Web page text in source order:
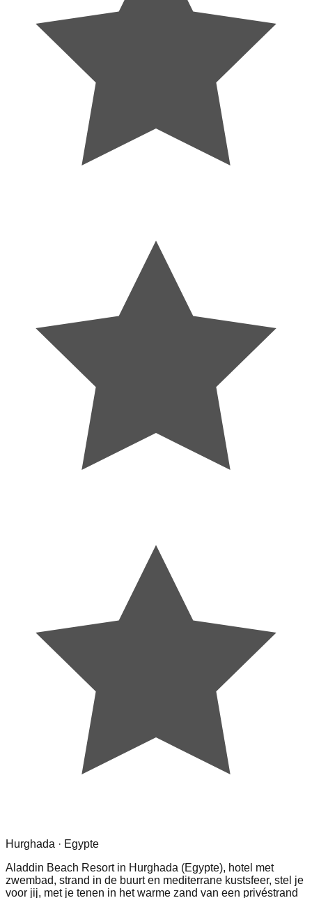
Hurghada · Egypte
Aladdin Beach Resort in Hurghada (Egypte), hotel met
zwembad, strand in de buurt en mediterrane kustsfeer, stel je
voor jij, met je tenen in het warme zand van een privéstrand